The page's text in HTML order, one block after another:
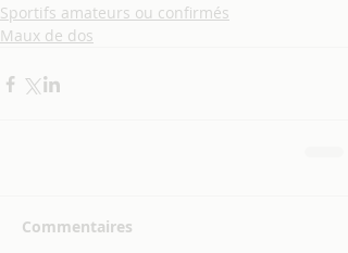
Sportifs amateurs ou confirmés
Maux de dos
Commentaires